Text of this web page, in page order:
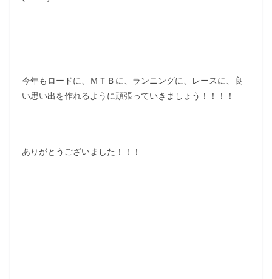
今年もロードに、ＭＴＢに、ランニングに、レースに、良
い思い出を作れるように頑張っていきましょう！！！！
ありがとうございました！！！